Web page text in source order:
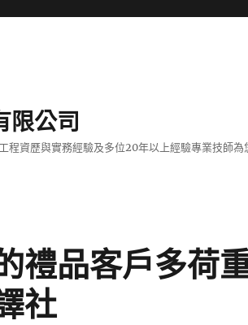
限公司
程資歷與實務經驗及多位20年以上經驗專業技師為
禮品客戶多荷
社